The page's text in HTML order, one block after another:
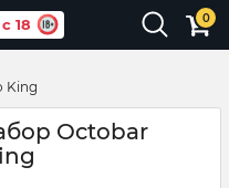
18 0
King
Octobar